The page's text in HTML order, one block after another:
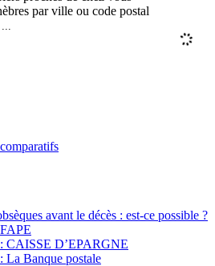
par ville ou code postal
avant le décès : est-ce possible ?
: CAISSE D’EPARGNE
La Banque postale